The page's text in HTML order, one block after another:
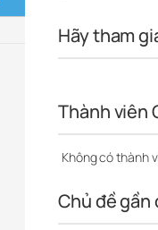
Hãy tham
Thành viên
Không có thành
Chủ đề gần